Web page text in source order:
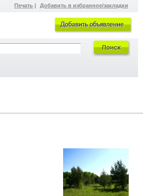
Печать | Добавить в избранное/закладки